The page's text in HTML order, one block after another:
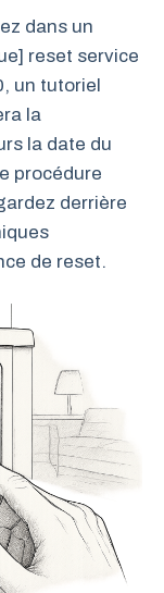
dans un
reset service
un tutoriel
la
la date du
procédure
derrière
de reset.